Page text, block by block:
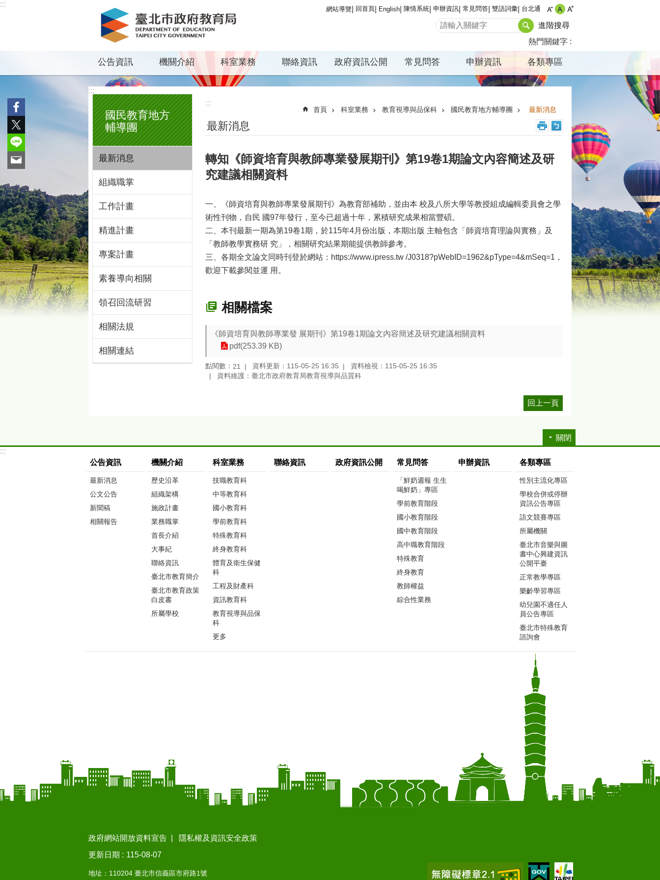
跳到主要內容區塊
:::
網站導覽 回首頁 English 陳情系統 申辦資訊 常見問答 雙語詞彙 台北通
進階搜尋
熱門關鍵字
公告資訊 機關介紹 科室業務 聯絡資訊 政府資訊公開 常見問答 申辦資訊 各類專區
:::
國民教育地方
輔導團
最新消息
組織職掌
工作計畫
精進計畫
專案計畫
素養導向相關
領召回流研習
相關法規
相關連結
:::
首頁 科室業務 教育視導與品保科 國民教育地方輔導團 最新消息
最新消息
轉知《師資培育與教師專業發展期刊》第19卷1期論文內容簡述及研
究建議相關資料
一、《師資培育與教師專業發展期刊》為教育部補助，並由本 校及八所大學等教授組成編輯委員會之學
術性刊物，自民 國97年發行，至今已超過十年，累積研究成果相當豐碩。
二、本刊最新一期為第19卷1期，於115年4月份出版，本期出版 主軸包含「師資培育理論與實務」及
「教師教學實務研 究」，相關研究結果期能提供教師參考。
三、各期全文論文同時刊登於網站：https://www.ipress.tw /J0318?pWebID=1962&pType=4&mSeq=1，
歡迎下載參閱並運 用。
相關檔案
《師資培育與教師專業發 展期刊》第19卷1期論文內容簡述及研究建議相關資料
pdf(253.39 KB)
點閱數： 21 資料更新：115-05-25 16:35
資料檢視：115-05-25 16:35
資料維護：臺北市政府教育局教育視導與品質科
回上一頁
關閉
:::
公告資訊
最新消息
公文公告
新聞稿
相關報告
機關介紹
歷史沿革
組織架構
施政計畫
業務職掌
首長介紹
大事紀
聯絡資訊
臺北市教育簡介
臺北市教育政策
白皮書
所屬學校
科室業務
技職教育科
中等教育科
國小教育科
學前教育科
特殊教育科
終身教育科
體育及衛生保健
科
工程及財產科
資訊教育科
教育視導與品保
科
更多
聯絡資訊 政府資訊公開 常見問答
「鮮奶週報 生生
喝鮮奶」專區
學前教育階段
國小教育階段
國中教育階段
高中職教育階段
特殊教育
終身教育
教師權益
綜合性業務
申辦資訊 各類專區
性別主流化專區
學校合併或停辦
資訊公告專區
語文競賽專區
所屬機關
臺北市音樂與圖
書中心興建資訊
公開平臺
正常教學專區
樂齡學習專區
幼兒園不適任人
員公告專區
臺北市特殊教育
諮詢會
政府網站開放資料宣告
隱私權及資訊安全政策
更新日期
115-08-07
地址：110204 臺北市信義區市府路1號